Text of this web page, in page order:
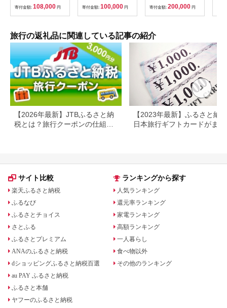
／21-6／20・10／1-
11／30）
寄付金額: 108,000 円 寄付金額: 100,000 円
券 宿泊券 旅 トラベル
旅行券 兵庫県 香美町
カニ 温泉 海 観光 旅
宿 体験 ギフト クーポ
ン 宿泊 お泊り 国内旅
行 但馬牛 旅館 温泉宿
プレゼント 贈答 母の
日 25-09
寄付金額: 200,000 円
旅行の返礼品に関連している記事の紹介
【2026年最新】JTBふるさと納
税とは？旅行クーポンの仕組
【2023年最新】ふるさと納
日本旅行ギフトカードがまだ
サイト比較
楽天ふるさと納税
ふるなび
ふるさとチョイス
さとふる
ふるさとプレミアム
ANAのふるさと納税
dショッピングふるさと納税百選
au PAY ふるさと納税
ふるさと本舗
ヤフーのふるさと納税
ランキングから探す
人気ランキング
還元率ランキング
家電ランキング
高額ランキング
一人暮らし
食べ物以外
その他のランキング